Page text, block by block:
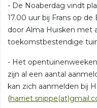
- De Noaberdag vindt
17.00 uur bij Frans op
door Alma Huisken met
toekomstbestendige
- Het
zijn al een aantal
kan zich aanmelden bij
(